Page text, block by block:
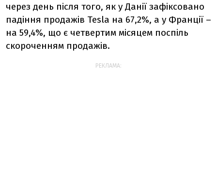
через день після того, як у Данії зафіксовано
падіння продажів Tesla на 67,2%, а у Франції –
на 59,4%, що є четвертим місяцем поспіль
скороченням продажів.
РЕКЛАМА: